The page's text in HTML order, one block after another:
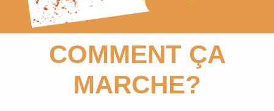
COMMENT ÇA
MARCHE?